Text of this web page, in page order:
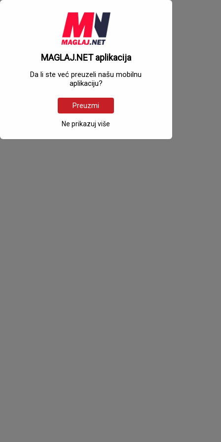
MAGLAJ.NET aplikacija
Da li ste već preuzeli našu mobilnu
aplikaciju?
Preuzmi
Ne prikazuj više